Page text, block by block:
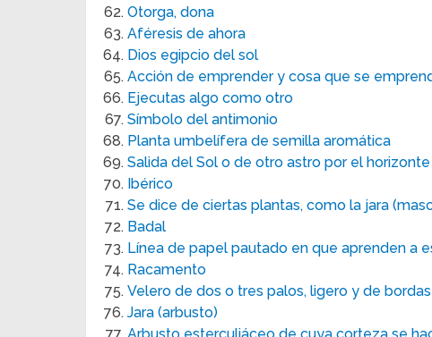
Otorga, dona
Aféresis de ahora
Dios egipcio del sol
Acción de emprender y cosa que se
Ejecutas algo como otro
Símbolo del antimonio
Planta umbelífera de semilla aromática
Salida del Sol o de otro astro por el horizonte
Ibérico
Se dice de ciertas plantas, como la jara
Badal
Línea de papel pautado en que aprenden a
Racamento
Velero de dos o tres palos, ligero y de
Jara (arbusto)